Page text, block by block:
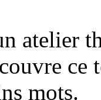
atelier
ce
mots.